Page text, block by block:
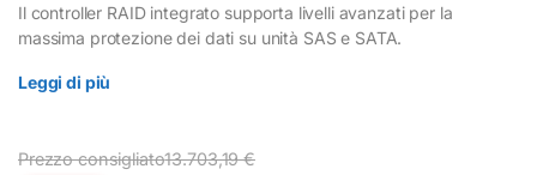
Il controller RAID integrato supporta livelli avanzati per la
massima protezione dei dati su unità SAS e SATA.
Leggi di più
Prezzo consigliato13.703,19€